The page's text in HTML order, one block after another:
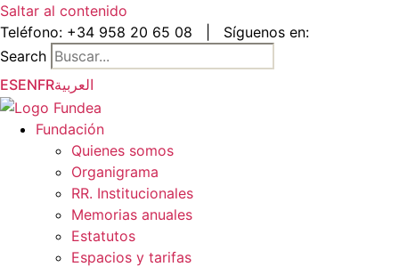
Saltar al contenido
Teléfono: +34 958 20 65 08
Síguenos en:
Search
ESENFRالعربية
Fundación
Quienes somos
Organigrama
RR. Institucionales
Memorias anuales
Estatutos
Espacios y tarifas